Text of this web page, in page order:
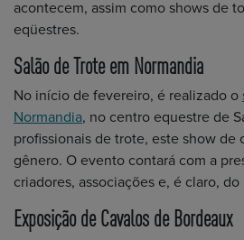
acontecem, assim como shows de
eqüestres.
Salão de Trote em Normandia
No início de fevereiro, é realizado o
Normandia, no centro equestre de
profissionais de trote, este show de
gênero. O evento contará com a
criadores, associações e, é claro,
Exposição de Cavalos de Bordeaux